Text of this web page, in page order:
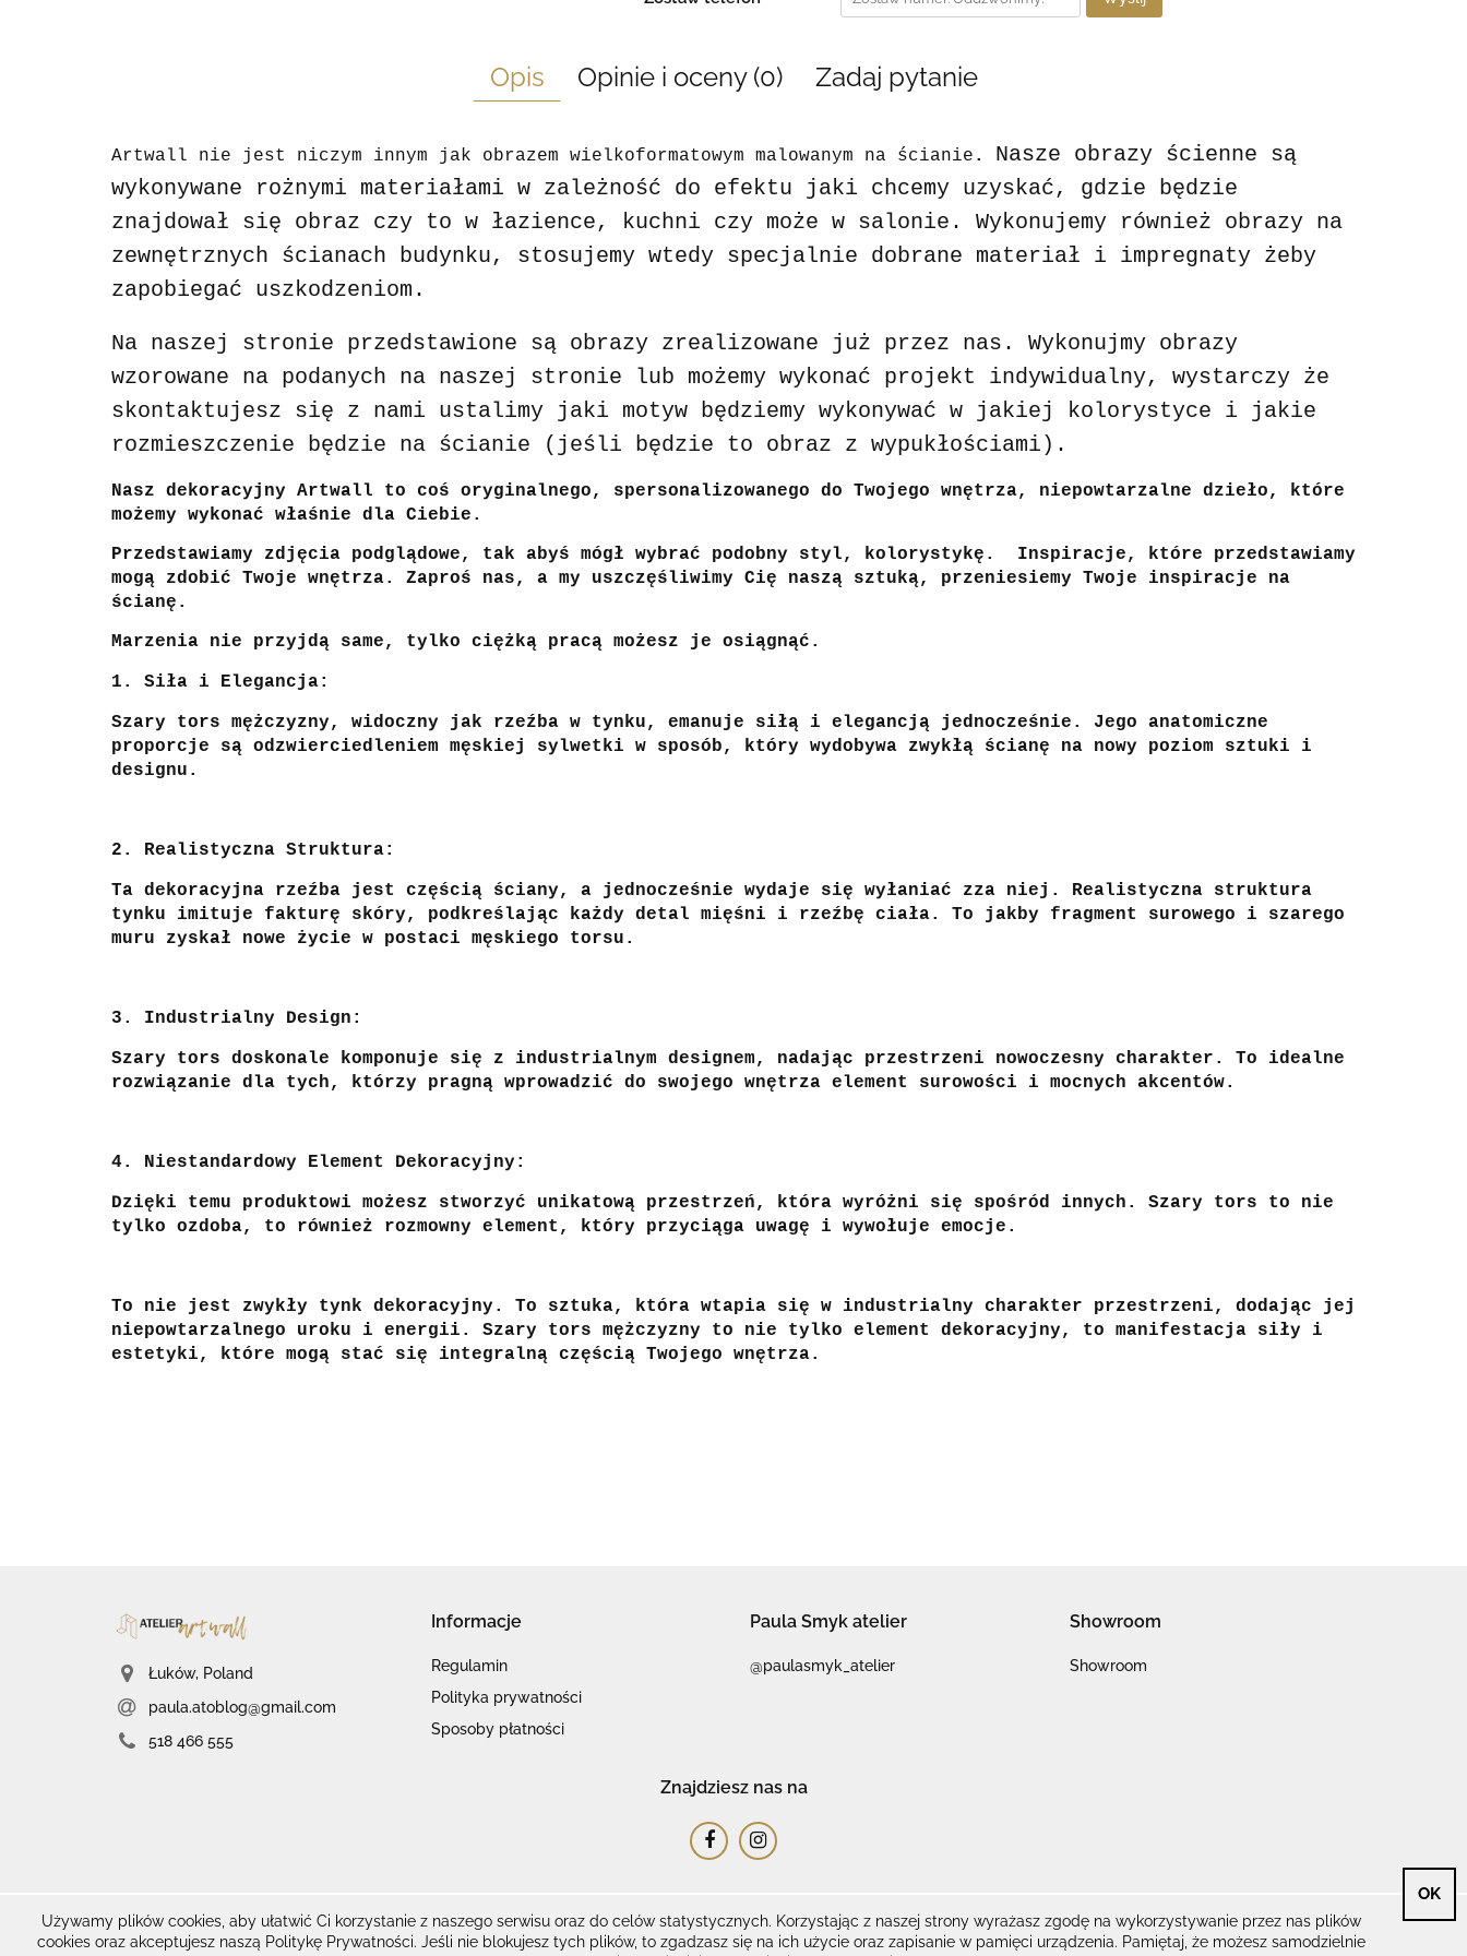
Opis Opinie i oceny (0) Zadaj pytanie
Artwall nie jest niczym innym jak obrazem wielkoformatowym malowanym na ścianie . Nasze obrazy ścienne są
wykonywane rożnymi materiałami w zależność do efektu jaki chcemy uzyskać, gdzie będzie
znajdował się obraz czy to w łazience, kuchni czy może w salonie. Wykonujemy również obrazy na
zewnętrznych ścianach budynku, stosujemy wtedy specjalnie dobrane materiał i impregnaty żeby
zapobiegać uszkodzeniom.
Na naszej stronie przedstawione są obrazy zrealizowane już przez nas. Wykonujmy obrazy
wzorowane na podanych na naszej stronie lub możemy wykonać projekt indywidualny, wystarczy że
skontaktujesz się z nami ustalimy jaki motyw będziemy wykonywać w jakiej kolorystyce i jakie
rozmieszczenie będzie na ścianie (jeśli będzie to obraz z wypukłościami).
Nasz dekoracyjny Artwall to coś oryginalnego, spersonalizowanego do Twojego wnętrza, niepowtarzalne dzieło, które
możemy wykonać właśnie dla Ciebie.
Przedstawiamy zdjęcia podglądowe, tak abyś mógł wybrać podobny styl, kolorystykę.
Inspiracje, które przedstawiamy
mogą zdobić Twoje wnętrza. Zaproś nas, a my uszczęśliwimy Cię naszą sztuką, przeniesiemy Twoje inspiracje na
ścianę.
Marzenia nie przyjdą same, tylko ciężką pracą możesz je osiągnąć.
1. Siła i Elegancja:
Szary tors mężczyzny, widoczny jak rzeźba w tynku, emanuje siłą i elegancją jednocześnie. Jego anatomiczne
proporcje są odzwierciedleniem męskiej sylwetki w sposób, który wydobywa zwykłą ścianę na nowy poziom sztuki i
designu.
2. Realistyczna Struktura:
Ta dekoracyjna rzeźba jest częścią ściany, a jednocześnie wydaje się wyłaniać zza niej. Realistyczna struktura
tynku imituje fakturę skóry, podkreślając każdy detal mięśni i rzeźbę ciała. To jakby fragment surowego i szarego
muru zyskał nowe życie w postaci męskiego torsu.
3. Industrialny Design:
Szary tors doskonale komponuje się z industrialnym designem, nadając przestrzeni nowoczesny charakter. To idealne
rozwiązanie dla tych, którzy pragną wprowadzić do swojego wnętrza element surowości i mocnych akcentów.
4. Niestandardowy Element Dekoracyjny:
Dzięki temu produktowi możesz stworzyć unikatową przestrzeń, która wyróżni się spośród innych. Szary tors to nie
tylko ozdoba, to również rozmowny element, który przyciąga uwagę i wywołuje emocje.
To nie jest zwykły tynk dekoracyjny. To sztuka, która wtapia się w industrialny charakter przestrzeni, dodając jej
niepowtarzalnego uroku i energii. Szary tors mężczyzny to nie tylko element dekoracyjny, to manifestacja siły i
estetyki, które mogą stać się integralną częścią Twojego wnętrza.
Łuków, Poland
paula.atoblog@gmail.com
518 466 555
Informacje
Regulamin
Polityka prywatności
Sposoby płatności
Paula Smyk atelier
@paulasmyk_atelier
Showroom
Showroom
Znajdziesz nas na
Sklep internetowy na oprogramowaniu Sky-Shop.pl
Używamy plików cookies, aby ułatwić Ci korzystanie z naszego serwisu oraz do celów statystycznych. Korzystając z naszej strony wyrażasz zgodę na wykorzystywanie przez nas plików
cookies oraz akceptujesz naszą Politykę Prywatności. Jeśli nie blokujesz tych plików, to zgadzasz się na ich użycie oraz zapisanie w pamięci urządzenia. Pamiętaj, że możesz samodzielnie
OK